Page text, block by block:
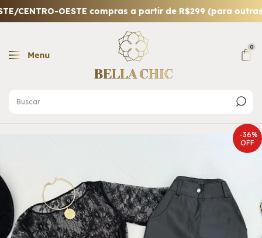
CENTRO-OESTE compras a partir de R$299 (para
0
-36%
OFF